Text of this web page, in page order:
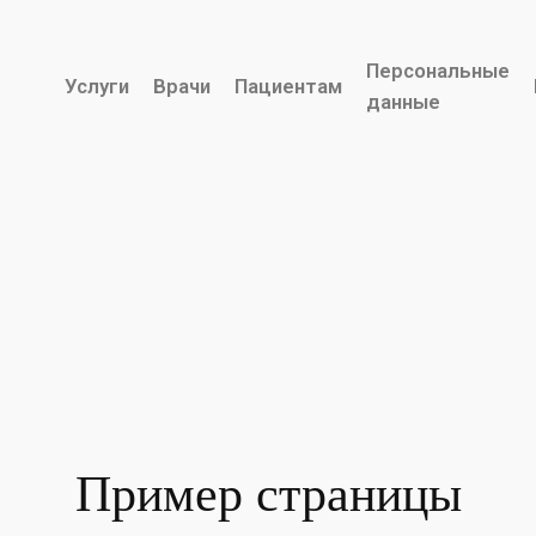
Услуги Врачи Пациентам
Персональные
данные
Пример страницы